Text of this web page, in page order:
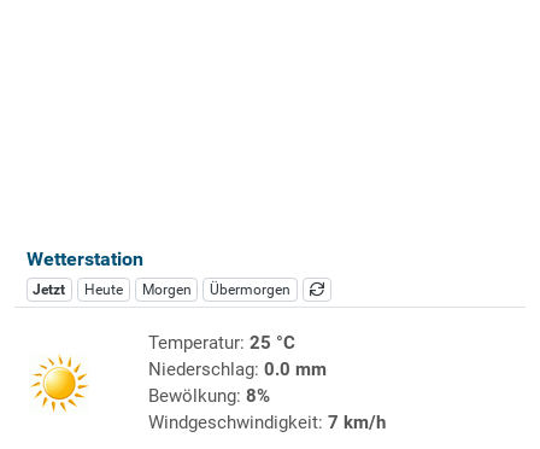
Wetterstation
Jetzt Heute Morgen Übermorgen
Temperatur: 25 °C
Niederschlag: 0.0 mm
Bewölkung: 8%
Windgeschwindigkeit: 7 km/h